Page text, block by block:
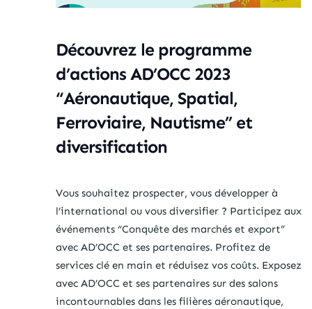
Découvrez le programme
d’actions AD’OCC 2023
“Aéronautique, Spatial,
Ferroviaire, Nautisme” et
diversification
Vous souhaitez prospecter, vous développer à
l’international ou vous diversifier ? Participez aux
événements “Conquête des marchés et export”
avec AD’OCC et ses partenaires. Profitez de
services clé en main et réduisez vos coûts. Exposez
avec AD’OCC et ses partenaires sur des salons
incontournables dans les filières aéronautique,